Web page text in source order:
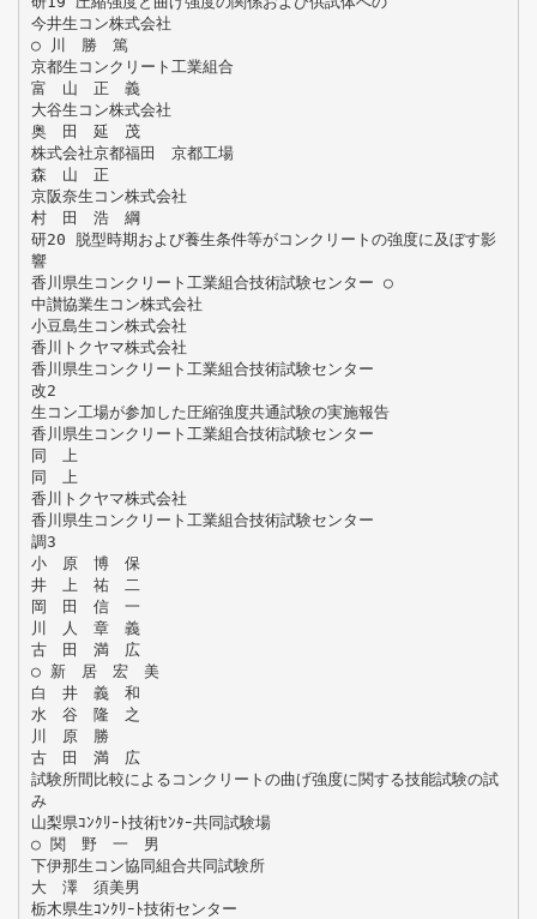
今井生コン株式会社
○ 川 勝 篤
京都生コンクリート工業組合
富 山 正 義
大谷生コン株式会社
奥 田 延 茂
株式会社京都福田 京都工場
森 山 正
京阪奈生コン株式会社
村 田 浩 綱
研20 脱型時期および養生条件等がコンクリートの強度に及ぼす影
響
香川県生コンクリート工業組合技術試験センター ○
中讃協業生コン株式会社
小豆島生コン株式会社
香川トクヤマ株式会社
香川県生コンクリート工業組合技術試験センター
改2
生コン工場が参加した圧縮強度共通試験の実施報告
香川県生コンクリート工業組合技術試験センター
同 上
同 上
香川トクヤマ株式会社
香川県生コンクリート工業組合技術試験センター
調3
小 原 博 保
井 上 祐 二
岡 田 信 一
川 人 章 義
古 田 満 広
○ 新 居 宏 美
白 井 義 和
水 谷 隆 之
川 原 勝
古 田 満 広
試験所間比較によるコンクリートの曲げ強度に関する技能試験の試
み
山梨県ｺﾝｸﾘｰﾄ技術ｾﾝﾀｰ共同試験場
○ 関 野 一 男
下伊那生コン協同組合共同試験所
大 澤 須美男
栃木県生ｺﾝｸﾘｰﾄ技術センター